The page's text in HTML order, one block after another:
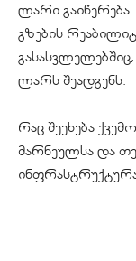
ლარი გაიწერება.
გზების
ლარს შეადგენს.
რაც შეეხება
მარნეულსა და